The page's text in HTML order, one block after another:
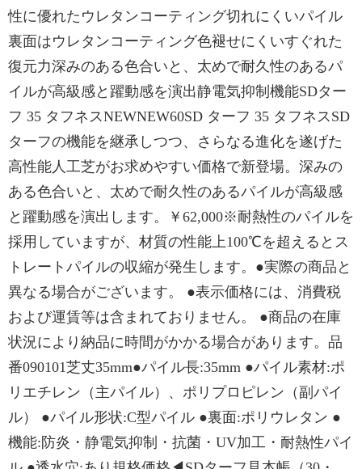
性に優れたウレタンコーティング切れにくいパイル
裏面はウレタンコーティング色褪せにくいすぐれた
復元力深みのある色合いと、太めで耐久性のあるパ
イルが高級感と躍動感を演出静電気抑制機能SDター
フ 35 タフネスNEWNEW60SD ターフ 35 タフネスSD
ターフの機能を継承しつつ、さらなる進化を遂げた
高性能人工芝がお求めやすい価格で新登場。深みの
ある色合いと、太めで耐久性のあるパイルが高級感
と躍動感を演出します。￥62,000※耐熱性のパイルを
採用していますが、材質の性能上100℃を超えるとス
トレートパイルの収縮が発生します。●実際の商品と
異なる場合がございます。 ●表示価格には、消費税
および運賃等は含まれておりません。 ●商品の在庫
状況により納品に時間がかかる場合があります。品
番090101芝丈35mm●パイル長:35mm ●パイル素材:ポ
リエチレン（主パイル）、ポリプロピレン（副パイ
ル） ●パイル形状:C型パイル ●裏面:ポリウレタン ●
機能:防炎・静電気抑制・抗菌・UV加工・耐熱性パイ